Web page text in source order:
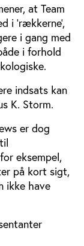
at Team
i ’rækkerne’,
i gang med
i forhold
indsats kan
K. Storm.
er dog
eksempel,
på kort sigt,
ikke have